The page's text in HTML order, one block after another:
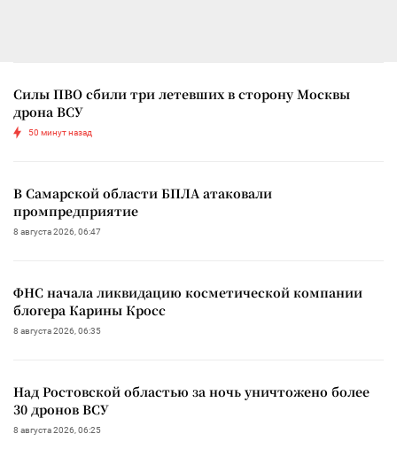
Силы ПВО сбили три летевших в сторону Москвы
дрона ВСУ
50 минут назад
В Самарской области БПЛА атаковали
промпредприятие
8 августа 2026, 06:47
ФНС начала ликвидацию косметической компании
блогера Карины Кросс
8 августа 2026, 06:35
Над Ростовской областью за ночь уничтожено более
30 дронов ВСУ
8 августа 2026, 06:25